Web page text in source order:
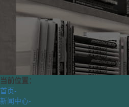
当前位置：
首页-
新闻中心-